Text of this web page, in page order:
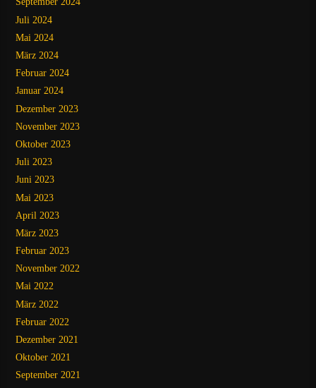
September 2024
Juli 2024
Mai 2024
März 2024
Februar 2024
Januar 2024
Dezember 2023
November 2023
Oktober 2023
Juli 2023
Juni 2023
Mai 2023
April 2023
März 2023
Februar 2023
November 2022
Mai 2022
März 2022
Februar 2022
Dezember 2021
Oktober 2021
September 2021